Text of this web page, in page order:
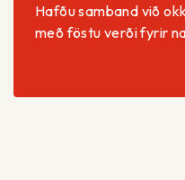
Hafðu samband við
með föstu verði fyrir